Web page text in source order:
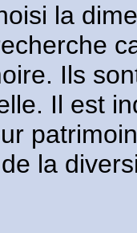
la
Ils
Il est
la